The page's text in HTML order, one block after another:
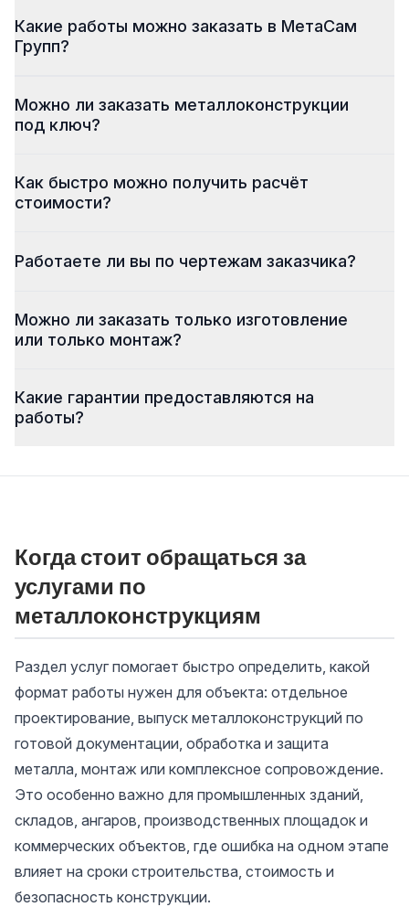
Какие работы можно заказать в МетаСам
Групп?
Можно ли заказать металлоконструкции
под ключ?
Как быстро можно получить расчёт
стоимости?
Работаете ли вы по чертежам заказчика?
Можно ли заказать только изготовление
или только монтаж?
Какие гарантии предоставляются на
работы?
Когда стоит обращаться за
услугами по
металлоконструкциям
Раздел услуг помогает быстро определить, какой
формат работы нужен для объекта: отдельное
проектирование, выпуск металлоконструкций по
готовой документации, обработка и защита
металла, монтаж или комплексное сопровождение.
Это особенно важно для промышленных зданий,
складов, ангаров, производственных площадок и
коммерческих объектов, где ошибка на одном этапе
влияет на сроки строительства, стоимость и
безопасность конструкции.